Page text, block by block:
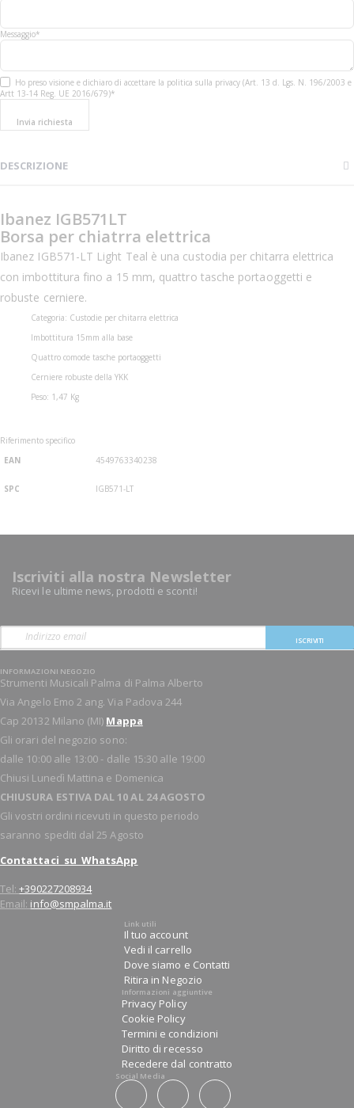
Messaggio*
Ho preso visione e dichiaro di accettare la politica sulla privacy (Art. 13 d. Lgs. N. 196/2003 e
Artt 13-14 Reg. UE 2016/679)*
Invia richiesta
DESCRIZIONE
Ibanez IGB571LT
Borsa per chiatrra elettrica
Ibanez IGB571-LT Light Teal è una custodia per chitarra elettrica
con imbottitura fino a 15 mm, quattro tasche portaoggetti e
robuste cerniere.
Categoria: Custodie per chitarra elettrica
Imbottitura 15mm alla base
Quattro comode tasche portaoggetti
Cerniere robuste della YKK
Peso: 1,47 Kg
Riferimento specifico
EAN
4549763340238
SPC IGB571-LT
Iscriviti alla nostra Newsletter
Ricevi le ultime news, prodotti e sconti!
ISCRIVITI
INFORMAZIONI NEGOZIO
Strumenti Musicali Palma di Palma Alberto
Via Angelo Emo 2 ang. Via Padova 244
Cap 20132 Milano (MI) Mappa
Gli orari del negozio sono:
dalle 10:00 alle 13:00 - dalle 15:30 alle 19:00
Chiusi Lunedì Mattina e Domenica
CHIUSURA ESTIVA DAL 10 AL 24 AGOSTO
Gli vostri ordini ricevuti in questo periodo
saranno spediti dal 25 Agosto
Contattaci su WhatsApp
Tel:+390227208934
Email: info@smpalma.it
Link utili
Il tuo account
Vedi il carrello
Dove siamo e Contatti
Ritira in Negozio
Informazioni aggiuntive
Privacy Policy
Cookie Policy
Termini e condizioni
Diritto di recesso
Recedere dal contratto
Social Media